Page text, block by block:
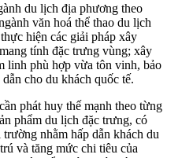
du lịch địa phương theo
văn hoá thể thao du lịch
hiện các giải pháp xây
tính đặc trưng vùng; xây
linh phù hợp vừa tôn vinh, bảo
cho du khách quốc tế.
phát huy thế mạnh theo từng
phẩm du lịch đặc trưng, có
nhằm hấp dẫn khách du
và tăng mức chi tiêu của